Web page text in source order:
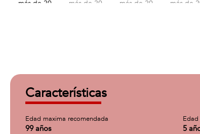
Características
Edad maxima recomendada
99 años 5